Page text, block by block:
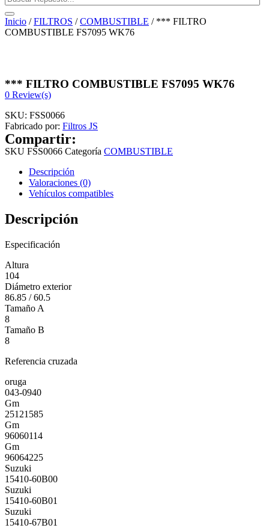
Inicio /FILTROS /COMBUSTIBLE / *** FILTRO
COMBUSTIBLE FS7095 WK76
*** FILTRO COMBUSTIBLE FS7095 WK76
0 Review(s)
SKU: FSS0066
Fabricado por: Filtros JS
Compartir:
SKU FSS0066 Categoría COMBUSTIBLE
Descripción
Valoraciones (0)
Vehículos compatibles
Descripción
Especificación
Altura
104
Diámetro exterior
86.85 / 60.5
Tamaño A
8
Tamaño B
8
Referencia cruzada
oruga
043-0940
Gm
25121585
Gm
96060114
Gm
96064225
Suzuki
15410-60B00
Suzuki
15410-60B01
Suzuki
15410-67B01